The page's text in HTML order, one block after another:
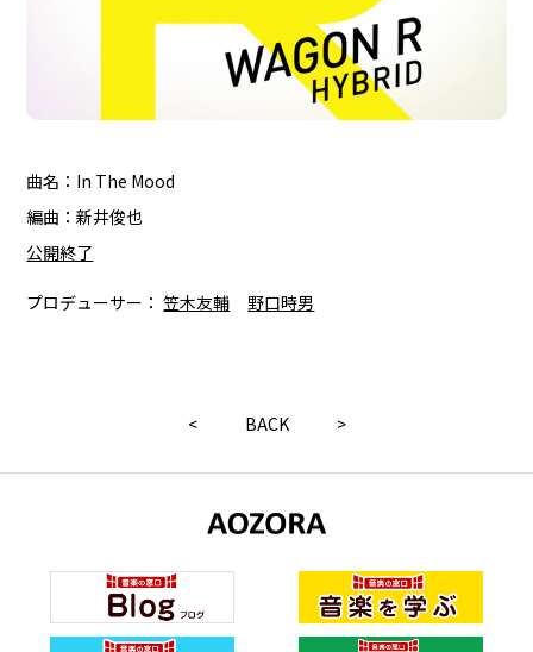
曲名：In The Mood
編曲：新井俊也
公開終了
プロデューサー：笠木友輔 野口時男
< BACK >